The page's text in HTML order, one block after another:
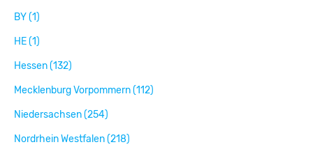
BY (1)
HE (1)
Hessen (132)
Mecklenburg Vorpommern (112)
Niedersachsen (254)
Nordrhein Westfalen (218)